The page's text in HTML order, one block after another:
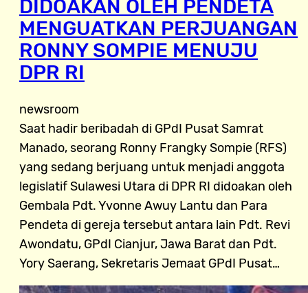
DIDOAKAN OLEH PENDETA
MENGUATKAN PERJUANGAN
RONNY SOMPIE MENUJU
DPR RI
newsroom
Saat hadir beribadah di GPdI Pusat Samrat
Manado, seorang Ronny Frangky Sompie (RFS)
yang sedang berjuang untuk menjadi anggota
legislatif Sulawesi Utara di DPR RI didoakan oleh
Gembala Pdt. Yvonne Awuy Lantu dan Para
Pendeta di gereja tersebut antara lain Pdt. Revi
Awondatu, GPdI Cianjur, Jawa Barat dan Pdt.
Yory Saerang, Sekretaris Jemaat GPdI Pusat…